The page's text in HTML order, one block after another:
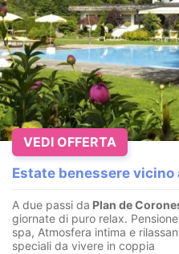
Estate benessere vicino
A due passi da Plan de
giornate di puro relax.
spa, Atmosfera intima e
speciali da vivere in coppia
VEDI OFFERTA